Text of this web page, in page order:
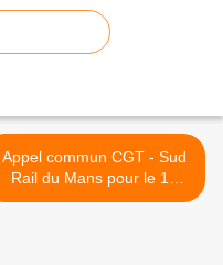
Appel commun CGT - Sud
Rail du Mans pour le 11
octobre >